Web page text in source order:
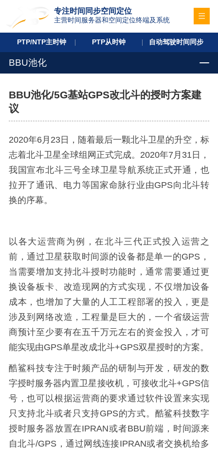
专注时间同步空间定位
主营时间服务器和空间定位终端及系统
PTP/NTP主时钟 PTP从时钟 自动驾驶时间同步
BBU池化
BBU池化/5G基站GPS改北斗的授时方案建
议
2020年6月23日，随着最后一颗北斗卫星的升空，标
志着北斗卫星全球组网正式完成。2020年7月31日，
我国宣布北斗三号全球卫星导航系统正式开通，也
拉开了通讯、电力等国家命脉行业由GPS向北斗转
换的序幕。
以各大运营商为例，在北斗三代正式投入运营之
前，通过卫星获取时间源的设备都是单一的GPS，
当需要增加支持北斗授时功能时，通常需要通过更
换设备板卡、改造现网的方式实现，不仅增加设备
成本，也增加了大量的人工工程部署的投入，更是
涉及到网络改造，工程量是巨大的，一个省级运营
商预计至少要有在五千万元左右的资金投入，才可
能实现由GPS单星改成北斗+GPS双星授时的方案。
酷鲨科技专注于时频产品的研制与开发，研发的数
字授时服务器内置卫星接收机，可接收北斗+GPS信
号，也可以根据运营商的要求通过软件设置来实现
只支持北斗或者只支持GPS的方式。酷鲨科技数字
授时服务器放置在IPRAN或者BBU前端，时间源来
自北斗/GPS，通过网线连接IPRAN或者交换机给多